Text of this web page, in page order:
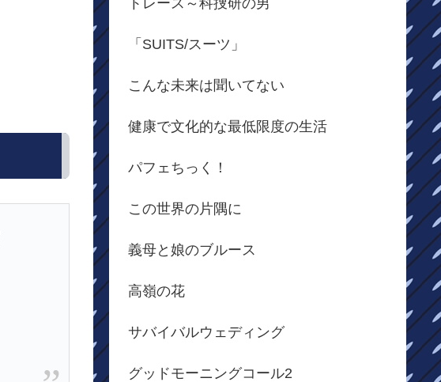
「SUITS/スーツ」
こんな未来は聞いてない
健康で文化的な最低限度の生活
パフェちっく！
この世界の片隅に
義母と娘のブルース
高嶺の花
サバイバルウェディング
グッドモーニングコール2